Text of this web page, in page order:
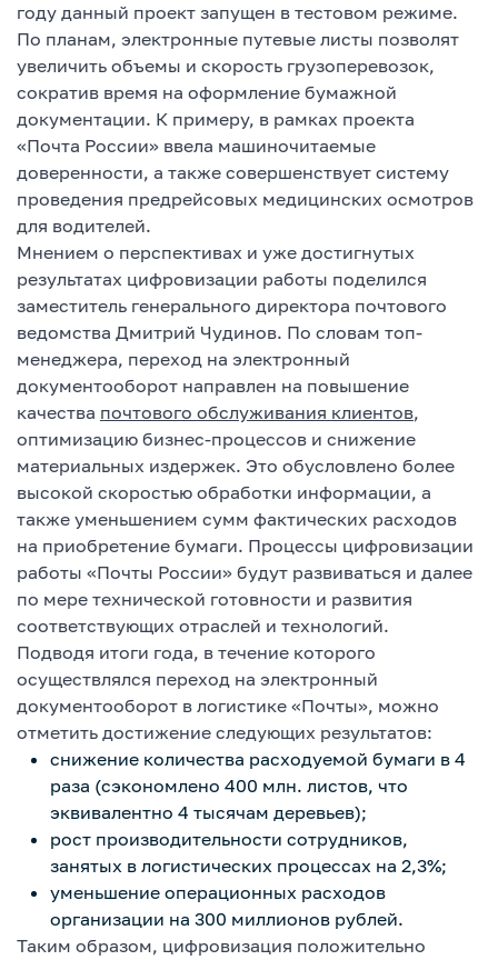
году данный проект запущен в тестовом режиме.
По планам, электронные путевые листы позволят
увеличить объемы и скорость грузоперевозок,
сократив время на оформление бумажной
документации. К примеру, в рамках проекта
«Почта России» ввела машиночитаемые
доверенности, а также совершенствует систему
проведения предрейсовых медицинских осмотров
для водителей.
Мнением о перспективах и уже достигнутых
результатах цифровизации работы поделился
заместитель генерального директора почтового
ведомства Дмитрий Чудинов. По словам топ-
менеджера, переход на электронный
документооборот направлен на повышение
качества почтового обслуживания клиентов,
оптимизацию бизнес-процессов и снижение
материальных издержек. Это обусловлено более
высокой скоростью обработки информации, а
также уменьшением сумм фактических расходов
на приобретение бумаги. Процессы цифровизации
работы «Почты России» будут развиваться и далее
по мере технической готовности и развития
соответствующих отраслей и технологий.
Подводя итоги года, в течение которого
осуществлялся переход на электронный
документооборот в логистике «Почты», можно
отметить достижение следующих результатов:
снижение количества расходуемой бумаги в 4
раза (сэкономлено 400 млн. листов, что
эквивалентно 4 тысячам деревьев);
рост производительности сотрудников,
занятых в логистических процессах на 2,3%;
уменьшение операционных расходов
организации на 300 миллионов рублей.
Таким образом, цифровизация положительно